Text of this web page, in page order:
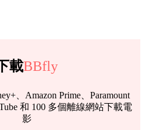
載BBfly
、Amazon Prime、Paramount
和 100 多個離線網站下載電
影